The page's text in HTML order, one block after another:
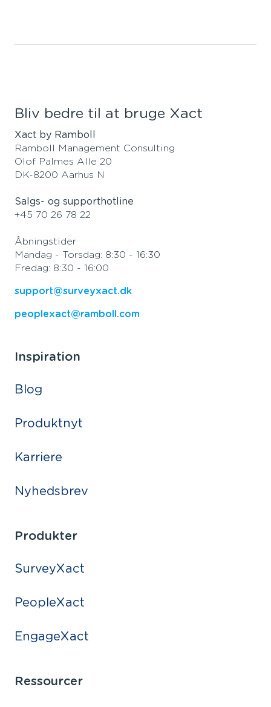
Bliv bedre til at bruge Xact
Xact by Ramboll
Ramboll Management Consulting
Olof Palmes Alle 20
DK-8200 Aarhus N
Salgs- og supporthotline
+45 70 26 78 22
Åbningstider
Mandag - Torsdag: 8:30 - 16:30
Fredag: 8:30 - 16:00
support@surveyxact.dk
peoplexact@ramboll.com
Inspiration
Blog
Produktnyt
Karriere
Nyhedsbrev
Produkter
SurveyXact
PeopleXact
EngageXact
Ressourcer